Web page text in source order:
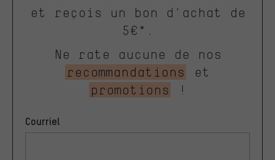
et reçois un bon d'achat de
5€*.
Ne rate aucune de nos
recommandations
et
promotions
!
Courriel